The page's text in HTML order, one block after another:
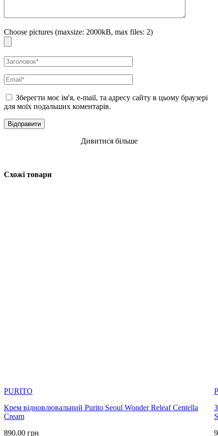
Choose pictures (maxsize: 2000kB, max files: 2)
Зберегти моє ім'я, e-mail, та адресу сайту в цьому браузері
для моїх подальших коментарів.
Дивитися більше
Схожі товари
PURITO
Крем відновлювальний Purito Seoul Wonder Releaf Centella
Cream
890.00 грн